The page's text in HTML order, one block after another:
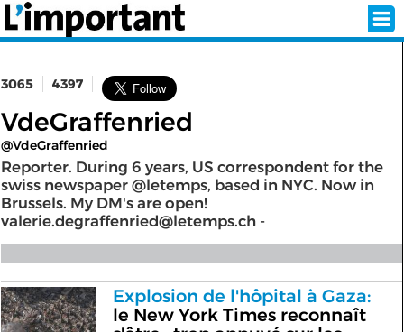
SÉLECTION DE L'ÉTÉ
SUR L'ÉCRAN D'ACCUEIL
ABONNEZ-VOUS À LA NEWSLETTER!
SUIVEZ NOUS:
3065 4397
VdeGraffenried
@VdeGraffenried
Reporter. During 6 years, US correspondent for the
swiss newspaper @letemps, based in NYC. Now in
Brussels. My DM's are open!
valerie.degraffenried@letemps.ch -
Explosion de l'hôpital à Gaza:
le New York Times reconnaît